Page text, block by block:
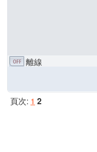
離線
頁次: 1 2